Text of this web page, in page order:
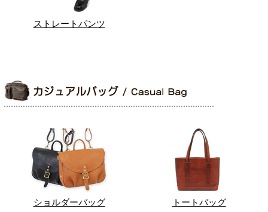
ストレートパンツ
ショルダーバッグ トートバッグ